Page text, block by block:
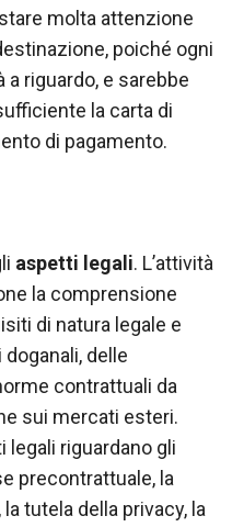
molta attenzione
poiché ogni
riguardo, e sarebbe
la carta di
di pagamento.
aspetti legali. L’attività
la comprensione
di natura legale e
delle
contrattuali da
sui mercati esteri.
legali riguardano gli
precontrattuale, la
tutela della privacy, la